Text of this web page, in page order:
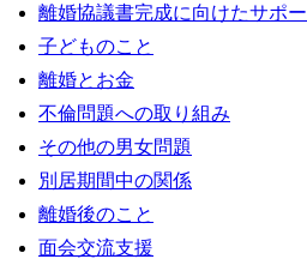
離婚協議書完成に向けたサポ
子どものこと
離婚とお金
不倫問題への取り組み
その他の男女問題
別居期間中の関係
離婚後のこと
面会交流支援